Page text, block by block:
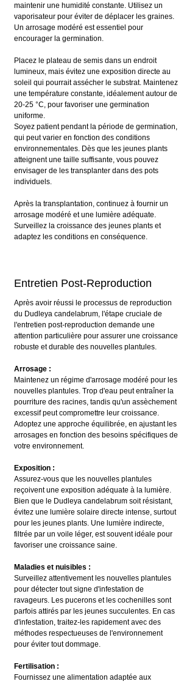
maintenir une humidité constante. Utilisez un
vaporisateur pour éviter de déplacer les graines.
Un arrosage modéré est essentiel pour
encourager la germination.
Placez le plateau de semis dans un endroit
lumineux, mais évitez une exposition directe au
soleil qui pourrait assécher le substrat. Maintenez
une température constante, idéalement autour de
20-25 °C, pour favoriser une germination
uniforme.
Soyez patient pendant la période de germination,
qui peut varier en fonction des conditions
environnementales. Dès que les jeunes plants
atteignent une taille suffisante, vous pouvez
envisager de les transplanter dans des pots
individuels.
Après la transplantation, continuez à fournir un
arrosage modéré et une lumière adéquate.
Surveillez la croissance des jeunes plants et
adaptez les conditions en conséquence.
Entretien Post-Reproduction
Après avoir réussi le processus de reproduction
du Dudleya candelabrum, l'étape cruciale de
l'entretien post-reproduction demande une
attention particulière pour assurer une croissance
robuste et durable des nouvelles plantules.
Arrosage :
Maintenez un régime d'arrosage modéré pour les
nouvelles plantules. Trop d'eau peut entraîner la
pourriture des racines, tandis qu'un assèchement
excessif peut compromettre leur croissance.
Adoptez une approche équilibrée, en ajustant les
arrosages en fonction des besoins spécifiques de
votre environnement.
Exposition :
Assurez-vous que les nouvelles plantules
reçoivent une exposition adéquate à la lumière.
Bien que le Dudleya candelabrum soit résistant,
évitez une lumière solaire directe intense, surtout
pour les jeunes plants. Une lumière indirecte,
filtrée par un voile léger, est souvent idéale pour
favoriser une croissance saine.
Maladies et nuisibles :
Surveillez attentivement les nouvelles plantules
pour détecter tout signe d'infestation de
ravageurs. Les pucerons et les cochenilles sont
parfois attirés par les jeunes succulentes. En cas
d'infestation, traitez-les rapidement avec des
méthodes respectueuses de l'environnement
pour éviter tout dommage.
Fertilisation :
Fournissez une alimentation adaptée aux